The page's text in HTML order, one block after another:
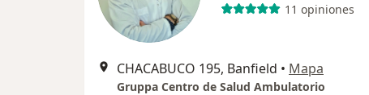
11 opiniones
CHACABUCO 195, Banfield • Mapa
Gruppa Centro de Salud Ambulatorio